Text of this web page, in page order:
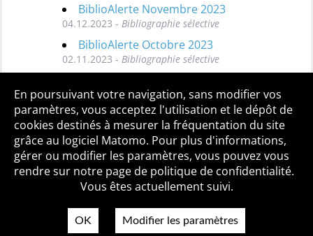
BiblioAlerte Novembre 2023
04.12.2023 - Bibliographie sélective
BiblioAlerte Octobre 2023
02.11.2023 - Bibliographie sélective
Toutes les BiblioAlertes
Qui sommes-nous ? Mentions légales
Accessibilité
Politique de confidentialité
Contact
En poursuivant votre navigation, sans modifier vos
paramètres, vous acceptez l'utilisation et le dépôt de
cookies destinés à mesurer la fréquentation du site
grâce au logiciel Matomo. Pour plus d'informations,
gérer ou modifier les paramètres, vous pouvez vous
rendre sur notre page de politique de confidentialité.
Vous êtes actuellement suivi.
OK Modifier les paramètres